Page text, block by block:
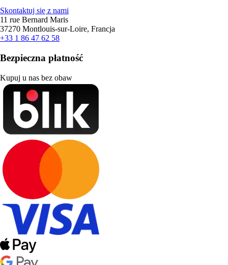
Skontaktuj się z nami
11 rue Bernard Maris
37270 Montlouis-sur-Loire, Francja
+33 1 86 47 62 58
Bezpieczna płatność
Kupuj u nas bez obaw